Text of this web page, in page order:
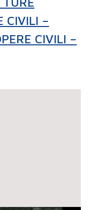
CIVILI –
CIVILI –